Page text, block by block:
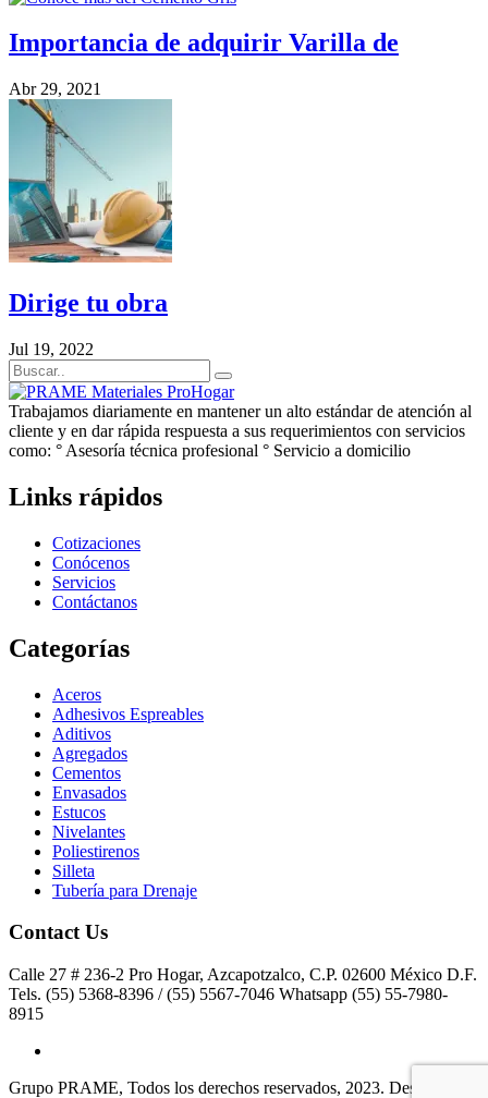
Importancia de adquirir Varilla de
Abr 29, 2021
Dirige tu obra
Jul 19, 2022
Trabajamos diariamente en mantener un alto estándar de atención al
cliente y en dar rápida respuesta a sus requerimientos con servicios
como: ° Asesoría técnica profesional ° Servicio a domicilio
Links rápidos
Cotizaciones
Conócenos
Servicios
Contáctanos
Categorías
Aceros
Adhesivos Espreables
Aditivos
Agregados
Cementos
Envasados
Estucos
Nivelantes
Poliestirenos
Silleta
Tubería para Drenaje
Contact Us
Calle 27 # 236-2 Pro Hogar, Azcapotzalco, C.P. 02600 México D.F.
Tels. (55) 5368-8396 / (55) 5567-7046 Whatsapp (55) 55-7980-
8915
Grupo PRAME, Todos los derechos reservados, 2023. Desarrollado